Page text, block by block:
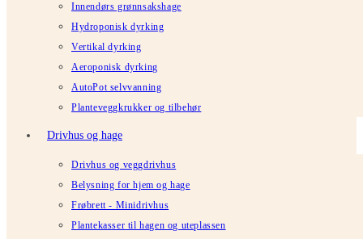
Innendørs grønnsakshage
Hydroponisk dyrking
Vertikal dyrking
Aeroponisk dyrking
AutoPot selvvanning
Planteveggkrukker og tilbehør
Drivhus og hage
Drivhus og veggdrivhus
Belysning for hjem og hage
Frøbrett - Minidrivhus
Plantekasser til hagen og uteplassen